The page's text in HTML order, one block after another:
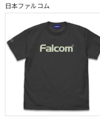
日本ファルコム